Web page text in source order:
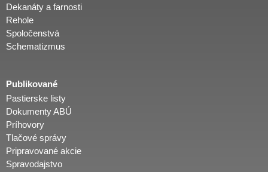
Dekanáty a farnosti
Rehole
Spoločenstvá
Schematizmus
Publikované
Pastierske listy
Dokumenty ABÚ
Príhovory
Tlačové správy
Pripravované akcie
Spravodajstvo